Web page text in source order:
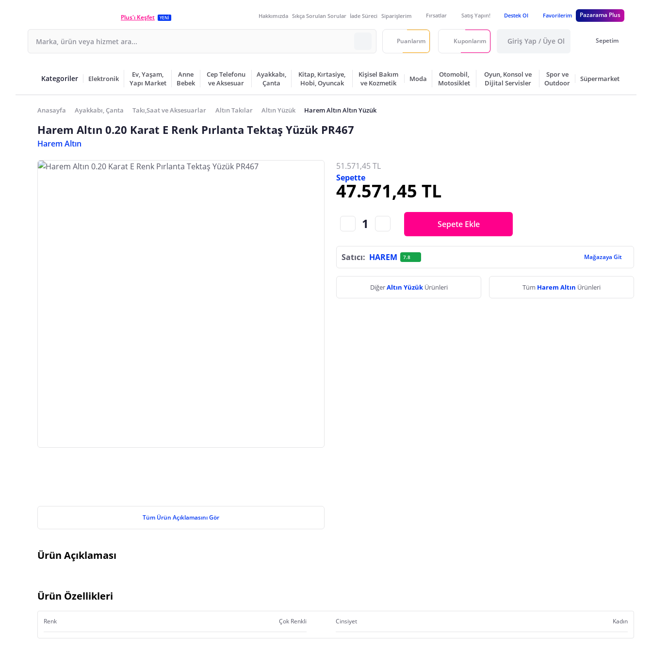
Plus'ı Keşfet YENİ Hakkımızda Sıkça Sorulan Sorular İade Süreci Siparişlerim Fırsatlar Satış Yapın! Destek Ol Favorilerim Pazarama Plus
Puanlarım Kuponlarım Giriş Yap / Üye Ol Sepetim
Kategoriler Elektronik
Ev, Yaşam,
Yapı Market
Anne
Bebek
Cep Telefonu
ve Aksesuar
Ayakkabı,
Çanta
Kitap, Kırtasiye,
Hobi, Oyuncak
Kişisel Bakım
ve Kozmetik
Moda
Otomobil,
Motosiklet
Oyun, Konsol ve
Dijital Servisler
Spor ve
Outdoor
Süpermarket
Anasayfa Ayakkabı, Çanta Takı,Saat ve Aksesuarlar Altın Takılar Altın Yüzük Harem Altın Altın Yüzük
Harem Altın 0.20 Karat E Renk Pırlanta Tektaş Yüzük PR467
Harem Altın
Tüm Ürün Açıklamasını Gör
51.571,45 TL
Sepette
47.571,45 TL
Sepete Ekle
Satıcı: HAREM 7.8 Mağazaya Git
DiğerAltın Yüzük Ürünleri Tüm Harem Altın Ürünleri
Ürün Açıklaması
Ürün Özellikleri
Renk Çok Renkli Cinsiyet Kadın